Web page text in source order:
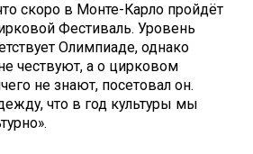
скоро в Монте-Карло пройдёт
Фестиваль. Уровень
Олимпиаде, однако
чествуют, а о цирковом
не знают, посетовал он.
что в год культуры мы